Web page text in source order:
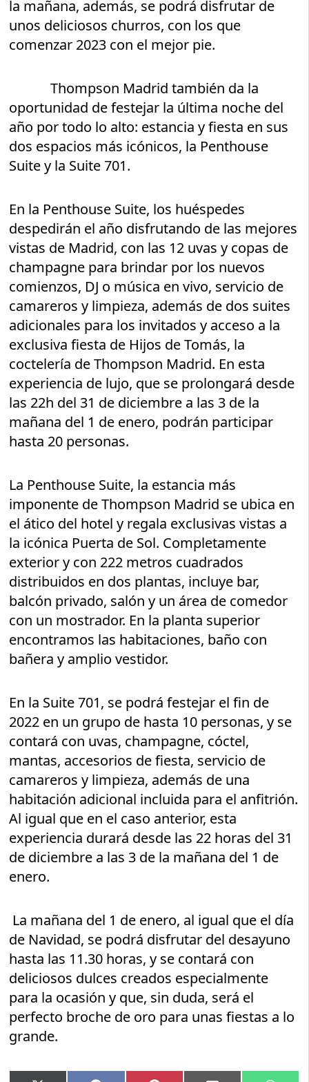
la mañana, además, se podrá disfrutar de
unos deliciosos churros, con los que
comenzar 2023 con el mejor pie.
Thompson Madrid también da la
oportunidad de festejar la última noche del
año por todo lo alto: estancia y fiesta en sus
dos espacios más icónicos, la Penthouse
Suite y la Suite 701.
En la Penthouse Suite, los huéspedes
despedirán el año disfrutando de las mejores
vistas de Madrid, con las 12 uvas y copas de
champagne para brindar por los nuevos
comienzos, DJ o música en vivo, servicio de
camareros y limpieza, además de dos suites
adicionales para los invitados y acceso a la
exclusiva fiesta de Hijos de Tomás, la
coctelería de Thompson Madrid. En esta
experiencia de lujo, que se prolongará desde
las 22h del 31 de diciembre a las 3 de la
mañana del 1 de enero, podrán participar
hasta 20 personas.
La Penthouse Suite, la estancia más
imponente de Thompson Madrid se ubica en
el ático del hotel y regala exclusivas vistas a
la icónica Puerta de Sol. Completamente
exterior y con 222 metros cuadrados
distribuidos en dos plantas, incluye bar,
balcón privado, salón y un área de comedor
con un mostrador. En la planta superior
encontramos las habitaciones, baño con
bañera y amplio vestidor.
En la Suite 701, se podrá festejar el fin de
2022 en un grupo de hasta 10 personas, y se
contará con uvas, champagne, cóctel,
mantas, accesorios de fiesta, servicio de
camareros y limpieza, además de una
habitación adicional incluida para el anfitrión.
Al igual que en el caso anterior, esta
experiencia durará desde las 22 horas del 31
de diciembre a las 3 de la mañana del 1 de
enero.
La mañana del 1 de enero, al igual que el día
de Navidad, se podrá disfrutar del desayuno
hasta las 11.30 horas, y se contará con
deliciosos dulces creados especialmente
para la ocasión y que, sin duda, será el
perfecto broche de oro para unas fiestas a lo
grande.